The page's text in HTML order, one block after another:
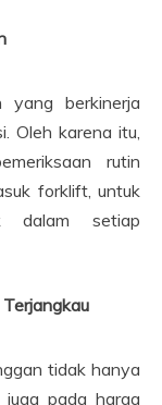
yang berkinerja
Oleh karena itu,
rutin
forklift, untuk
dalam setiap
tidak hanya
pada harga